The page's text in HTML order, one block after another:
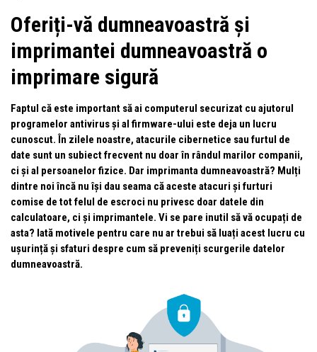
Oferiți-vă dumneavoastră și
imprimantei dumneavoastră o
imprimare sigură
Faptul că este important să ai computerul securizat cu ajutorul
programelor antivirus și al firmware-ului este deja un lucru
cunoscut. În zilele noastre, atacurile cibernetice sau furtul de
date sunt un subiect frecvent nu doar în rândul marilor companii,
ci și al persoanelor fizice. Dar imprimanta dumneavoastră? Mulți
dintre noi încă nu își dau seama că aceste atacuri și furturi
comise de tot felul de escroci nu privesc doar datele din
calculatoare, ci și imprimantele. Vi se pare inutil să vă ocupați de
asta? Iată motivele pentru care nu ar trebui să luați acest lucru cu
ușurință și sfaturi despre cum să preveniți scurgerile datelor
dumneavoastră.